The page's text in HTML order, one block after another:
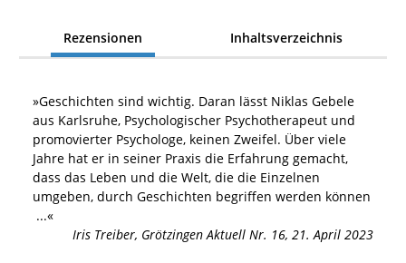
Rezensionen Inhaltsverzeichnis
»Geschichten sind wichtig. Daran lässt Niklas Gebele
aus Karlsruhe, Psychologischer Psychotherapeut und
promovierter Psychologe, keinen Zweifel. Über viele
Jahre hat er in seiner Praxis die Erfahrung gemacht,
dass das Leben und die Welt, die die Einzelnen
umgeben, durch Geschichten begriffen werden können
...«
Iris Treiber, Grötzingen Aktuell Nr. 16, 21. April 2023